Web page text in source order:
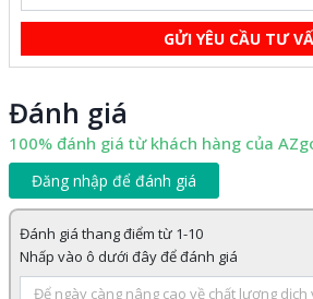
GỬI YÊU CẦU TƯ
Đánh giá
100% đánh giá từ khách hàng của
Đăng nhập để đánh giá
Đánh giá thang điểm từ 1-10
Nhấp vào ô dưới đây để đánh giá